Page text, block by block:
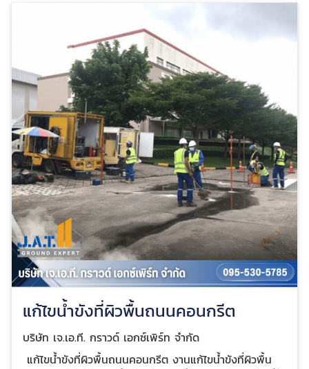
แก้ไขน้ำขังที่ผิวพื้นถนนคอนกรีต
บริษัท เจ.เอ.ที. กราวด์ เอกซ์เพิร์ท จำกัด
แก้ไขน้ำขังที่ผิวพื้นถนนคอนกรีต งานแก้ไขน้ำขังที่ผิวพื้น